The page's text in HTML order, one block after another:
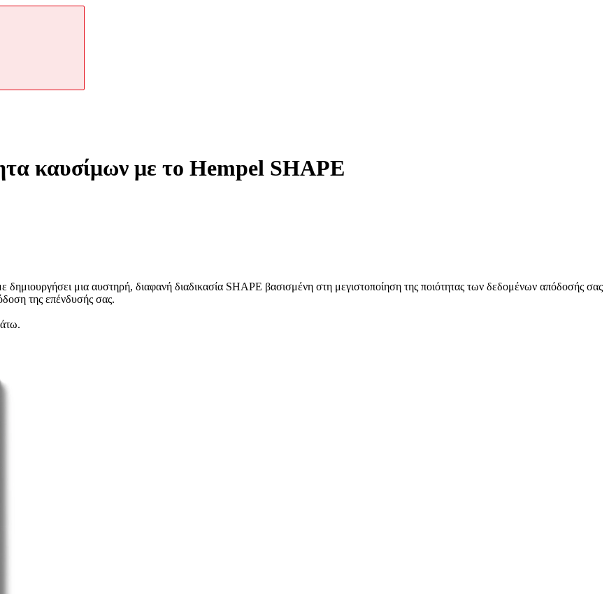
καυσίμων με το Hempel SHAPE
μια αυστηρή, διαφανή διαδικασία SHAPE βασισμένη στη μεγιστοποίηση της ποιότητας των δεδομένων απόδοσής σας
της επένδυσής σας.